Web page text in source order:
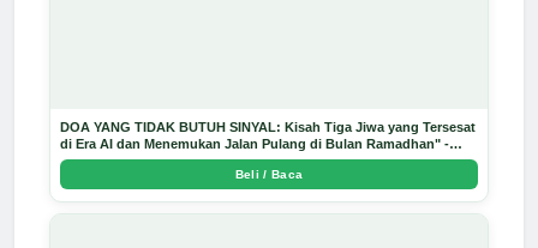
DOA YANG TIDAK BUTUH SINYAL: Kisah Tiga Jiwa yang Tersesat
di Era AI dan Menemukan Jalan Pulang di Bulan Ramadhan" -
Arda Dinata
Beli / Baca